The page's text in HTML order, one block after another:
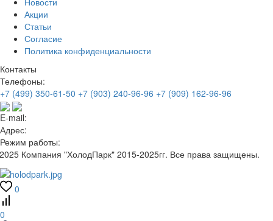
Акции
Статьи
Согласие
Политика конфиденциальности
Контакты
Телефоны:
+7 (499) 350-61-50 +7 (903) 240-96-96 +7 (909) 162-96-96
E-mail:
Адрес:
Режим работы:
Компания "ХолодПарк" 2015-2025гг. Все права защищены.
0
0